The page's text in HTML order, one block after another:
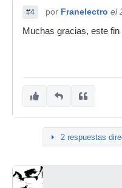
#4 por Franelectro el
Muchas gracias, este
2 respuestas